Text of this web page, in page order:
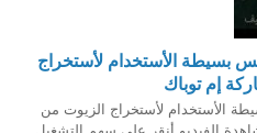
بسيطة الأستخدام لأستخراج
الأستخدام لأستخراج الزيوت من